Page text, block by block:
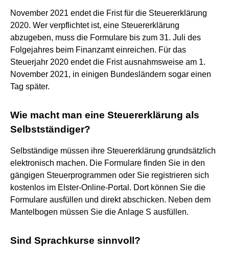
November 2021 endet die Frist für die Steuererklärung
2020. Wer verpflichtet ist, eine Steuererklärung
abzugeben, muss die Formulare bis zum 31. Juli des
Folgejahres beim Finanzamt einreichen. Für das
Steuerjahr 2020 endet die Frist ausnahmsweise am 1.
November 2021, in einigen Bundesländern sogar einen
Tag später.
Wie macht man eine Steuererklärung als
Selbstständiger?
Selbständige müssen ihre Steuererklärung grundsätzlich
elektronisch machen. Die Formulare finden Sie in den
gängigen Steuerprogrammen oder Sie registrieren sich
kostenlos im Elster-Online-Portal. Dort können Sie die
Formulare ausfüllen und direkt abschicken. Neben dem
Mantelbogen müssen Sie die Anlage S ausfüllen.
Sind Sprachkurse sinnvoll?